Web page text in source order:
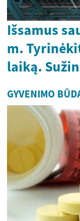
Išsamus
m.
laiką.
GYVENIMO